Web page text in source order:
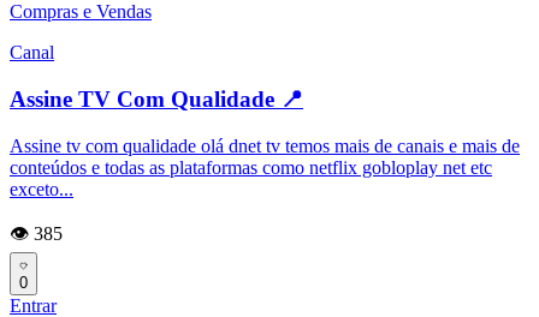
Compras e Vendas
Canal
Assine TV Com Qualidade 📍
Assine tv com qualidade olá dnet tv temos mais de canais e mais de
conteúdos e todas as plataformas como netflix gobloplay net etc
exceto...
👁️ 385
0
Entrar